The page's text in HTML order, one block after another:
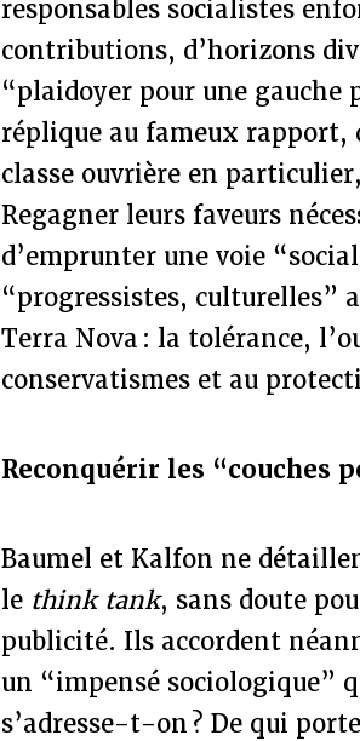
responsables socialistes
contributions, d’horizons
“plaidoyer pour une
réplique au fameux rapport,
classe ouvrière en
Regagner leurs faveurs
d’emprunter une voie
“progressistes, culturelles”
Terra Nova : la tolérance,
conservatismes et au
Reconquérir les “couches
Baumel et Kalfon ne
le think tank, sans doute
publicité. Ils accordent
un “impensé sociologique”
s’adresse-t-on ? De qui